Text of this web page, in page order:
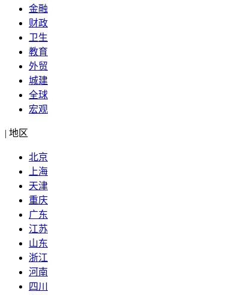
金融
财政
卫生
教育
外贸
城建
全球
宏观
| 地区
北京
上海
天津
重庆
广东
江苏
山东
浙江
河南
四川